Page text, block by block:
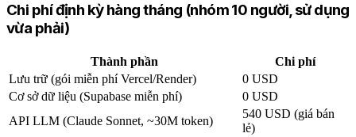
Chi phí định kỳ hàng tháng (nhóm 10 người, sử dụng
vừa phải)
Thành phần
Chi phí
Lưu trữ (gói miễn phí Vercel/Render)
0 USD
Cơ sở dữ liệu (Supabase miễn phí)
0 USD
API LLM (Claude Sonnet, ~30M token)
540 USD (giá bán
lẻ)